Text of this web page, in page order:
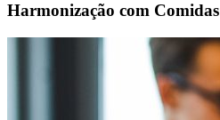
Harmonização com Comidas